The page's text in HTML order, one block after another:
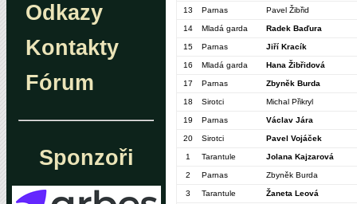
Odkazy
Kontakty
Fórum
Sponzoři
13 Parnas Pavel Žibřid
14 Mladá garda Radek Baďura
15 Parnas Jiří Kracík
16 Mladá garda Hana Žibřidová
17 Parnas Zbyněk Burda
18 Sirotci Michal Přikryl
19 Parnas Václav Jára
20 Sirotci Pavel Vojáček
1 Tarantule Jolana Kajzarová
2 Parnas Zbyněk Burda
3 Tarantule Žaneta Leová